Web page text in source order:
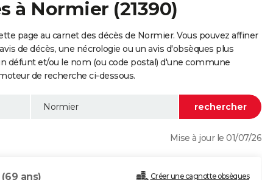
à Normier (21390)
page au carnet des décès de Normier. Vous pouvez affiner
de décès, une nécrologie ou un avis d'obsèques plus
défunt et/ou le nom (ou code postal) d'une commune
de recherche ci-dessous.
Mise à jour le 01/07/26
(69 ans) Créer une cagnotte obsèques